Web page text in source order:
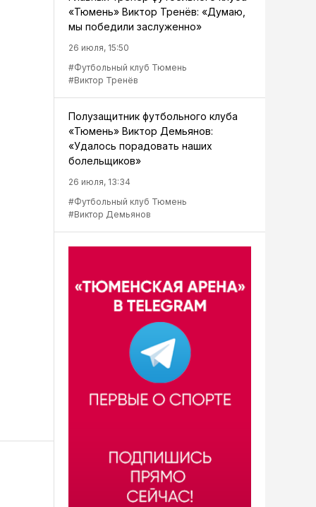
«Тюмень» Виктор Тренёв: «Думаю,
мы победили заслуженно»
26 июля, 15:50
#Футбольный клуб Тюмень
#Виктор Тренёв
Полузащитник футбольного клуба
«Тюмень» Виктор Демьянов:
«Удалось порадовать наших
болельщиков»
26 июля, 13:34
#Футбольный клуб Тюмень
#Виктор Демьянов